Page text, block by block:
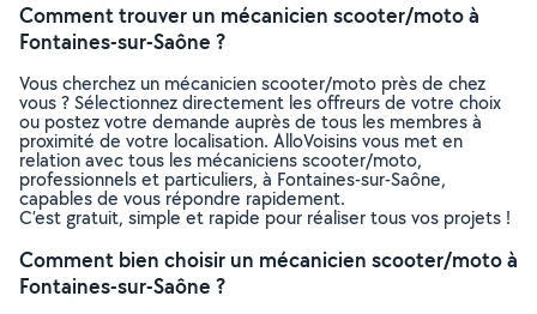
Comment trouver un mécanicien scooter/moto à
Fontaines-sur-Saône ?
Vous cherchez un mécanicien scooter/moto près de chez
vous ? Sélectionnez directement les offreurs de votre choix
ou postez votre demande auprès de tous les membres à
proximité de votre localisation. AlloVoisins vous met en
relation avec tous les mécaniciens scooter/moto,
professionnels et particuliers, à Fontaines-sur-Saône,
capables de vous répondre rapidement.
C’est gratuit, simple et rapide pour réaliser tous vos projets !
Comment bien choisir un mécanicien scooter/moto à
Fontaines-sur-Saône ?